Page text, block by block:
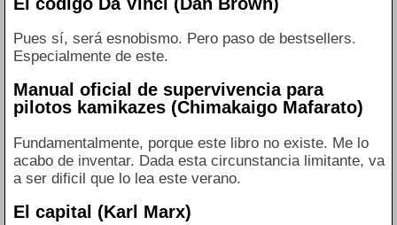
Pues sí, será esnobismo. Pero paso de bestsellers.
Especialmente de este.
Manual oficial de supervivencia para
pilotos kamikazes (Chimakaigo Mafarato)
Fundamentalmente, porque este libro no existe. Me lo
acabo de inventar. Dada esta circunstancia limitante, va
a ser dificil que lo lea este verano.
El capital (Karl Marx)